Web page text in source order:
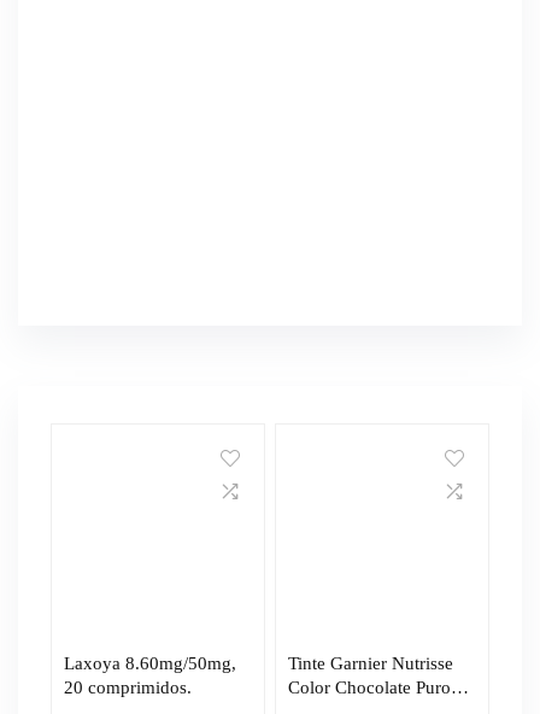
Laxoya 8.60mg/50mg,
20 comprimidos.
Tinte Garnier Nutrisse
Color Chocolate Puro